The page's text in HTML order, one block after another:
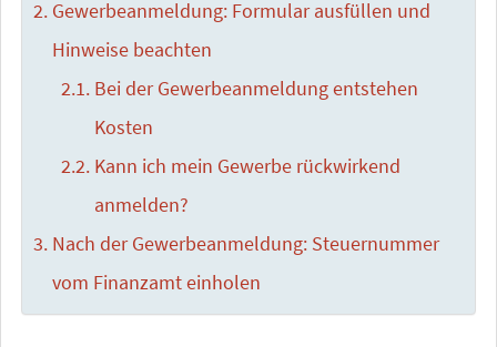
Gewerbeanmeldung: Formular ausfüllen und
Hinweise beachten
Bei der Gewerbeanmeldung entstehen
Kosten
Kann ich mein Gewerbe rückwirkend
anmelden?
Nach der Gewerbeanmeldung: Steuernummer
vom Finanzamt einholen